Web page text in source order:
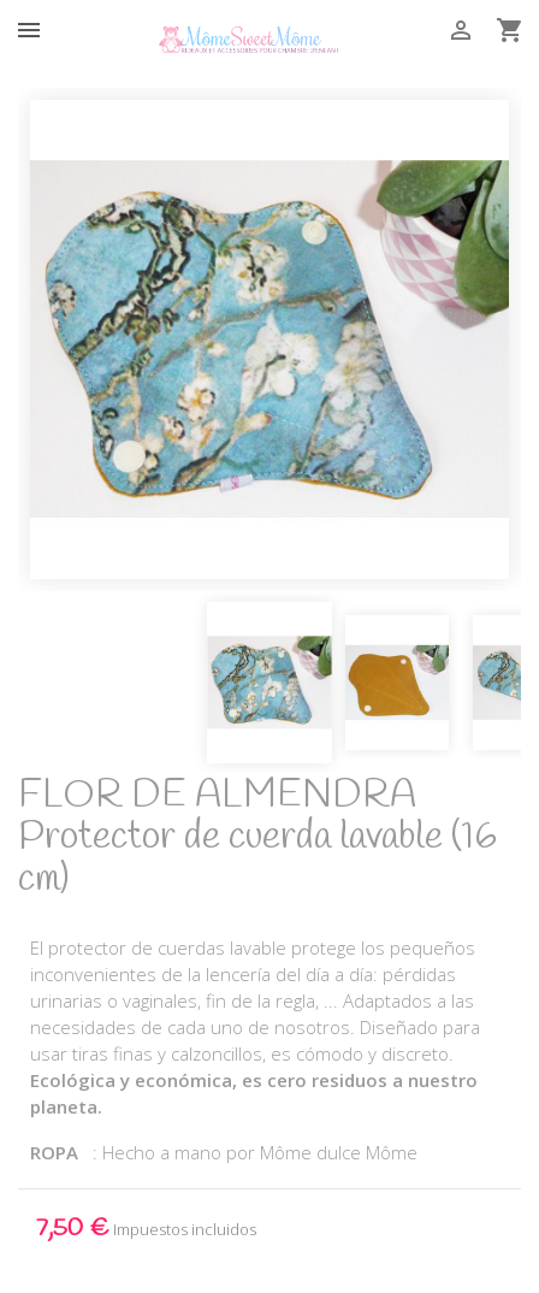
 

FLOR DE ALMENDRA
Protector de cuerda lavable (16
cm)
El protector de cuerdas lavable protege los pequeños
inconvenientes de la lencería del día a día: pérdidas
urinarias o vaginales, fin de la regla, ... Adaptados a las
necesidades de cada uno de nosotros. Diseñado para
usar tiras finas y calzoncillos, es cómodo y discreto.
Ecológica y económica, es cero residuos a nuestro
planeta.
ROPA : Hecho a mano por Môme dulce Môme
7,50 € Impuestos incluidos